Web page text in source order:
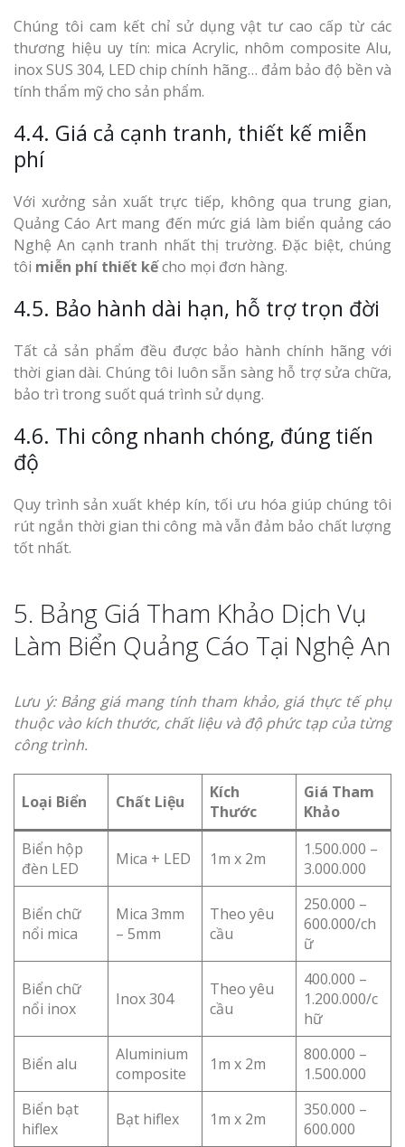
Chúng tôi cam kết chỉ sử dụng vật tư cao cấp từ các
thương hiệu uy tín: mica Acrylic, nhôm composite Alu,
inox SUS 304, LED chip chính hãng… đảm bảo độ bền và
tính thẩm mỹ cho sản phẩm.
4.4. Giá cả cạnh tranh, thiết kế miễn
phí
Với xưởng sản xuất trực tiếp, không qua trung gian,
Quảng Cáo Art mang đến mức giá làm biển quảng cáo
Nghệ An cạnh tranh nhất thị trường. Đặc biệt, chúng
tôi miễn phí thiết kếcho mọi đơn hàng.
4.5. Bảo hành dài hạn, hỗ trợ trọn đời
Tất cả sản phẩm đều được bảo hành chính hãng với
thời gian dài. Chúng tôi luôn sẵn sàng hỗ trợ sửa chữa,
bảo trì trong suốt quá trình sử dụng.
4.6. Thi công nhanh chóng, đúng tiến
độ
Quy trình sản xuất khép kín, tối ưu hóa giúp chúng tôi
rút ngắn thời gian thi công mà vẫn đảm bảo chất lượng
tốt nhất.
5. Bảng Giá Tham Khảo Dịch Vụ
Làm Biển Quảng Cáo Tại Nghệ An
Lưu ý: Bảng giá mang tính tham khảo, giá thực tế phụ
thuộc vào kích thước, chất liệu và độ phức tạp của từng
công trình.
Loại Biển Chất Liệu
Kích
Thước
Giá Tham
Khảo
Biển hộp
đèn LED
Mica + LED 1m x 2m
1.500.000 –
3.000.000
Biển chữ
nổi mica
Mica 3mm
– 5mm
Theo yêu
cầu
250.000 –
600.000/ch
ữ
Biển chữ
nổi inox
Inox 304
Theo yêu
cầu
400.000 –
1.200.000/c
hữ
Biển alu
Aluminium
composite
1m x 2m
800.000 –
1.500.000
Biển bạt
hiflex
Bạt hiflex 1m x 2m
350.000 –
600.000